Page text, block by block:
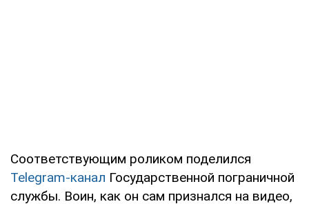
Соответствующим роликом поделился
Telegram-канал Государственной пограничной
службы. Воин, как он сам признался на видео,